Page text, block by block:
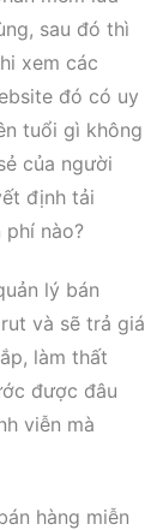
sau đó thì
xem các
đó có uy
tuổi gì không
của người
định tải
phí nào?
lý bán
và sẽ trả giá
làm thất
được đâu
viễn mà
hàng miễn